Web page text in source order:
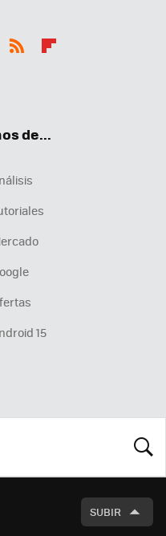
de...
15
SUBIR